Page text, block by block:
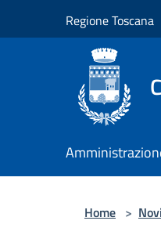
Regione Toscana
Home >